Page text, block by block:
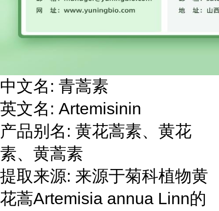
中文名 : 青蒿素
英文名 : Artemisinin
产品别名 : 黄花蒿素、黄花
素、黄蒿素
提取来源: 来源于菊科植物黄
花蒿Artemisia annua Linn的